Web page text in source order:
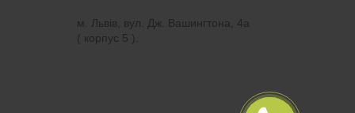
м. Львів, вул. Дж. Вашингтона, 4а
( корпус 5 ).